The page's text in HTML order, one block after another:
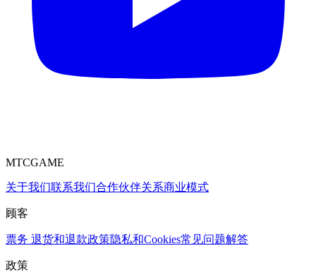
MTCGAME
关于我们联系我们合作伙伴关系商业模式
顾客
票务 退货和退款政策隐私和Cookies常见问题解答
政策